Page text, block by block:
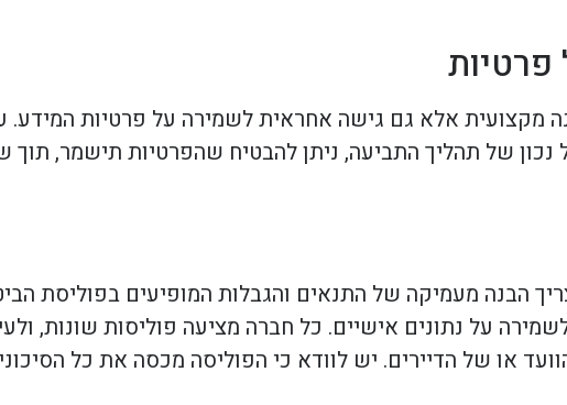
מקצועית אלא גם גישה אחראית לשמירה על פרטיות המידע.
נכון של תהליך התביעה, ניתן להבטיח שהפרטיות תישמר,
הבנה מעמיקה של התנאים והגבלות המופיעים בפוליסת
על נתונים אישיים. כל חברה מציעה פוליסות שונות,
או של הדיירים. יש לוודא כי הפוליסה מכסה את כל